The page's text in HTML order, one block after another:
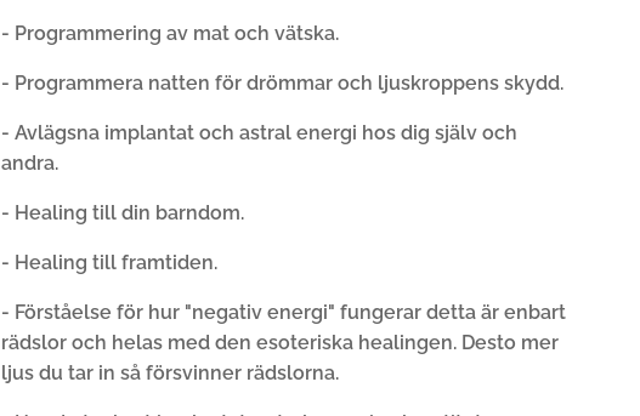
- Programmering av mat och vätska.
- Programmera natten för drömmar och ljuskroppens skydd.
- Avlägsna implantat och astral energi hos dig själv och
andra.
- Healing till din barndom.
- Healing till framtiden.
- Förståelse för hur "negativ energi" fungerar detta är enbart
rädslor och helas med den esoteriska healingen. Desto mer
ljus du tar in så försvinner rädslorna.